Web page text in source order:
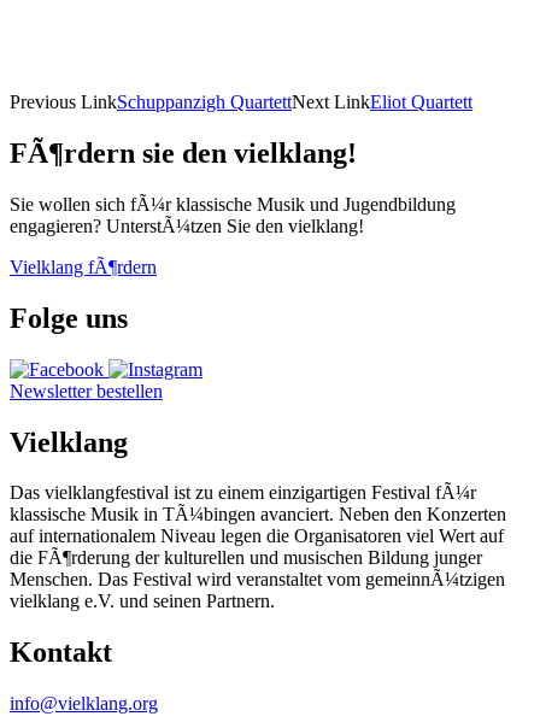
Previous LinkSchuppanzigh QuartettNext LinkEliot Quartett
FÃ¶rdern sie den vielklang!
Sie wollen sich fÃ¼r klassische Musik und Jugendbildung
engagieren? UnterstÃ¼tzen Sie den vielklang!
Vielklang fÃ¶rdern
Folge uns
Newsletter bestellen
Vielklang
Das vielklangfestival ist zu einem einzigartigen Festival fÃ¼r
klassische Musik in TÃ¼bingen avanciert. Neben den Konzerten
auf internationalem Niveau legen die Organisatoren viel Wert auf
die FÃ¶rderung der kulturellen und musischen Bildung junger
Menschen. Das Festival wird veranstaltet vom gemeinnÃ¼tzigen
vielklang e.V. und seinen Partnern.
Kontakt
info@vielklang.org